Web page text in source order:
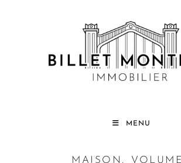
MENU
MAISON,